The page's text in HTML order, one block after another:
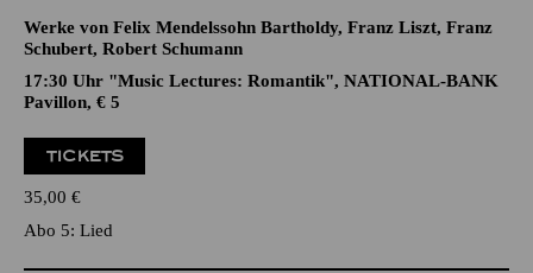
Werke von Felix Mendelssohn Bartholdy, Franz Liszt, Franz
Schubert, Robert Schumann
17:30 Uhr "Music Lectures: Romantik", NATIONAL-BANK
Pavillon, € 5
TICKETS
35,00 €
Abo 5: Lied